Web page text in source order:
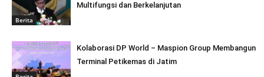
Berita
Multifungsi dan Berkelanjutan
Kolaborasi DP World – Maspion Group Membangun
Terminal Petikemas di Jatim